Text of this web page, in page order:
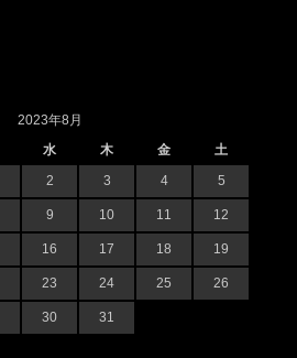
2023年8月
水 木 金
土
2 3 4 5
9 10 11 12
16 17 18 19
23 24 25 26
30 31